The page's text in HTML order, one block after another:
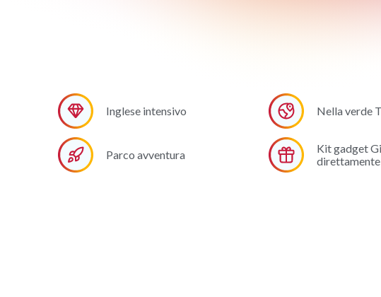
Inglese intensivo Nella verde
Parco avventura
Kit gadget
direttamente